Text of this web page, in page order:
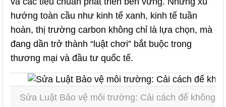
hướng toàn cầu như kinh tế xanh, kinh tế tuần
hoàn, thị trường carbon không chỉ là lựa chọn, mà
đang dần trở thành “luật chơi” bắt buộc trong
thương mại và đầu tư quốc tế.
Sửa Luật Bảo vệ môi trường: Cải cách để không